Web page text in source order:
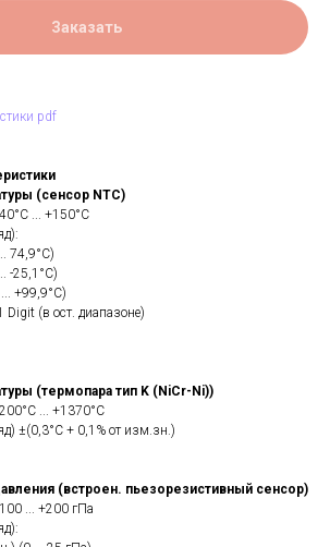
Заказать
pdf
(сенсор NTC)
... +150°C
74,9°C)
-25,1°C)
+99,9°C)
(в ост. диапазоне)
(термопара тип K (NiCr-Ni))
... +1370°C
±(0,3°C + 0,1% от изм.зн.)
(встроен. пьезорезистивный сенсор)
... +200 гПа